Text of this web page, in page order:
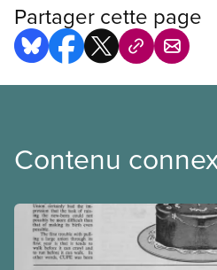
Partager cette page
Contenu